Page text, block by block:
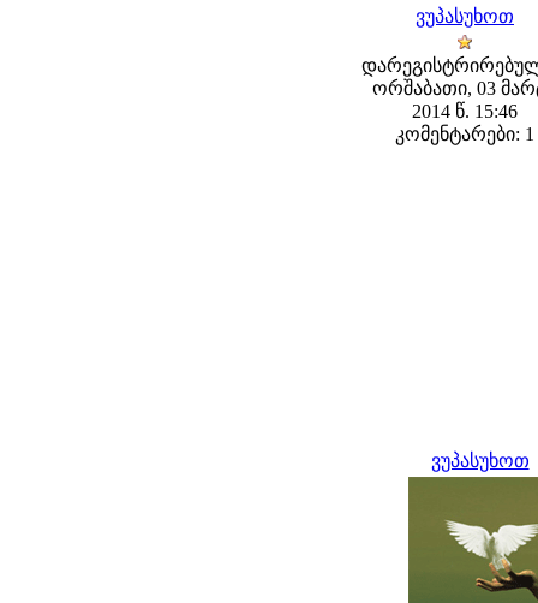
ვუპასუხოთ
ორშაბათი, 03
2014 წ. 15:46
კომენტარები: 1
ვუპასუხოთ